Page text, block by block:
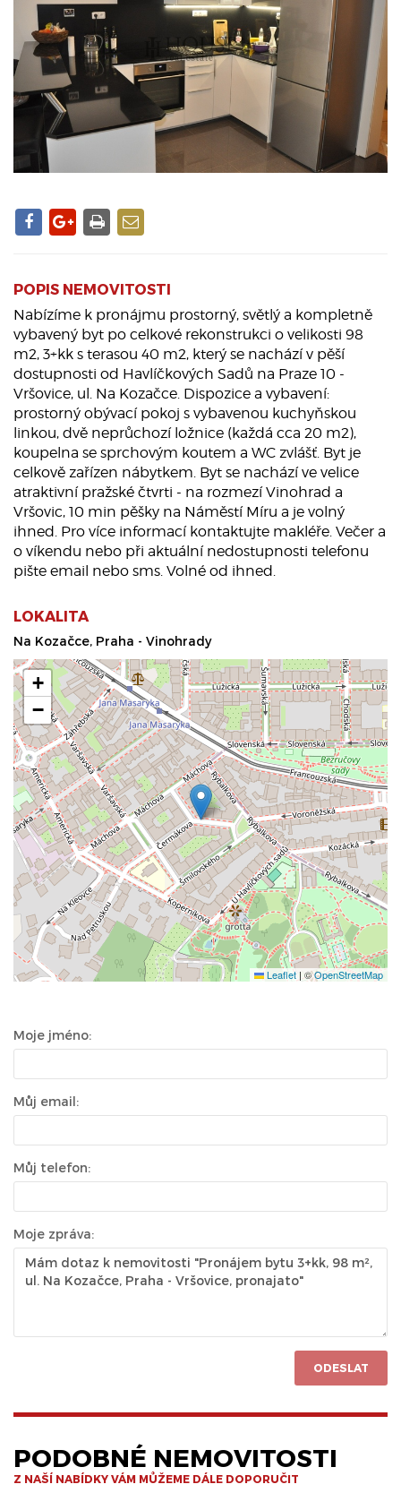
POPIS NEMOVITOSTI
Nabízíme k pronájmu prostorný, světlý a kompletně
vybavený byt po celkové rekonstrukci o velikosti 98
m2, 3+kk s terasou 40 m2, který se nachází v pěší
dostupnosti od Havlíčkových Sadů na Praze 10 -
Vršovice, ul. Na Kozačce. Dispozice a vybavení:
prostorný obývací pokoj s vybavenou kuchyňskou
linkou, dvě neprůchozí ložnice (každá cca 20 m2),
koupelna se sprchovým koutem a WC zvlášť. Byt je
celkově zařízen nábytkem. Byt se nachází ve velice
atraktivní pražské čtvrti - na rozmezí Vinohrad a
Vršovic, 10 min pěšky na Náměstí Míru a je volný
ihned. Pro více informací kontaktujte makléře. Večer a
o víkendu nebo při aktuální nedostupnosti telefonu
pište email nebo sms. Volné od ihned.
LOKALITA
Na Kozačce, Praha - Vinohrady
+
−
Leaflet | ©OpenStreetMap
Moje jméno:
Můj email:
Můj telefon:
Moje zpráva:
ODESLAT
PODOBNÉ NEMOVITOSTI
Z NAŠÍ NABÍDKY VÁM MŮŽEME DÁLE DOPORUČIT